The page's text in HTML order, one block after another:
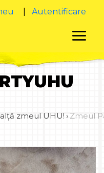
Autentificare
zmeul UHU! › Zmeul